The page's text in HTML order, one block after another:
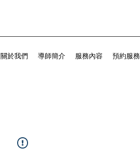
關於我們 導師簡介 服務內容 預約服務